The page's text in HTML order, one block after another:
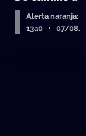
Alerta naranja:
13a0 • 07/08/